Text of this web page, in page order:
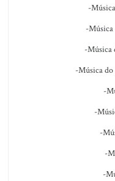
-
-Música
-Música
-Música
-
-
-
-
-